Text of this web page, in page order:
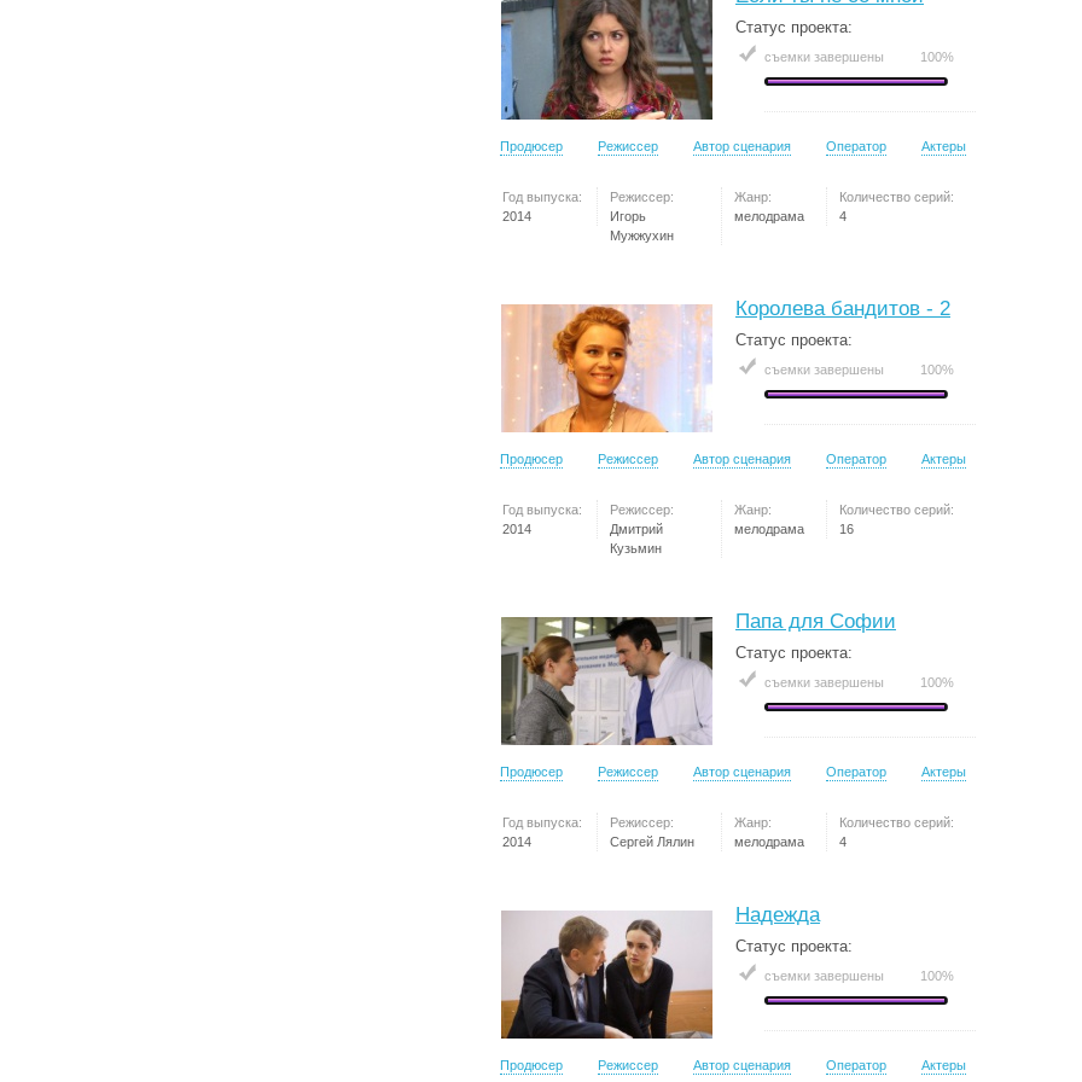
Статус проекта:
съемки завершены 100%
Продюсер Режиссер Автор сценария Оператор Актеры
Год выпуска:
2014
Режиссер:
Игорь
Мужжухин
Жанр:
мелодрама
Количество серий:
4
Королева бандитов - 2
Статус проекта:
съемки завершены 100%
Продюсер Режиссер Автор сценария Оператор Актеры
Год выпуска:
2014
Режиссер:
Дмитрий
Кузьмин
Жанр:
мелодрама
Количество серий:
16
Папа для Софии
Статус проекта:
съемки завершены 100%
Продюсер Режиссер Автор сценария Оператор Актеры
Год выпуска:
2014
Режиссер:
Сергей Лялин
Жанр:
мелодрама
Количество серий:
4
Надежда
Статус проекта:
съемки завершены 100%
Продюсер Режиссер Автор сценария Оператор Актеры